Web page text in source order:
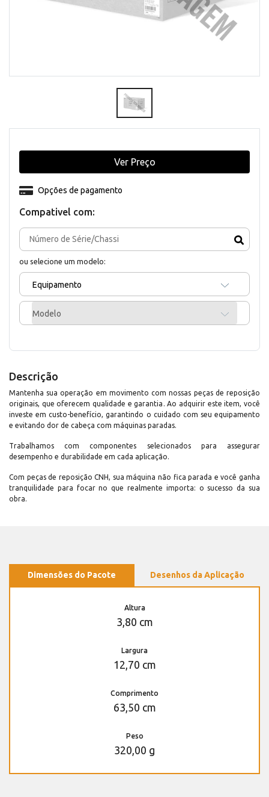
Compativel com:
ou selecione um modelo:
Equipamento
Modelo
Opções de pagamento
Ver Preço
Descrição
Mantenha sua operação em movimento com nossas peças de reposição
originais, que oferecem qualidade e garantia. Ao adquirir este item, você
investe em custo-benefício, garantindo o cuidado com seu equipamento
e evitando dor de cabeça com máquinas paradas.
Trabalhamos com componentes selecionados para assegurar
desempenho e durabilidade em cada aplicação.
Com peças de reposição CNH, sua máquina não fica parada e você ganha
tranquilidade para focar no que realmente importa: o sucesso da sua
obra.
Dimensões do Pacote Desenhos da Aplicação
Altura
3,80 cm
Largura
12,70 cm
Comprimento
63,50 cm
Peso
320,00 g